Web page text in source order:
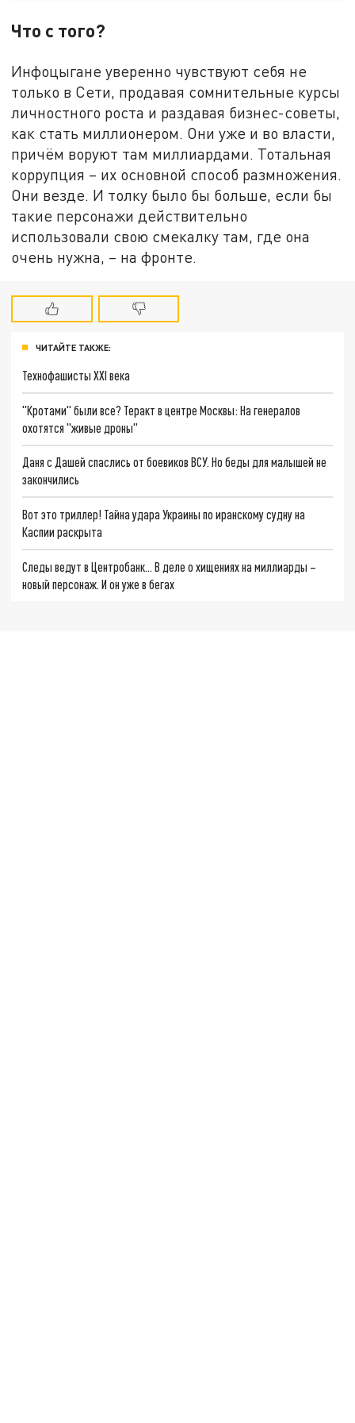
Что с того?
Инфоцыгане уверенно чувствуют себя не
только в Сети, продавая сомнительные курсы
личностного роста и раздавая бизнес-советы,
как стать миллионером. Они уже и во власти,
причём воруют там миллиардами. Тотальная
коррупция – их основной способ размножения.
Они везде. И толку было бы больше, если бы
такие персонажи действительно
использовали свою смекалку там, где она
очень нужна, – на фронте.
ЧИТАЙТЕ ТАКЖЕ:
Технофашисты XXI века
"Кротами" были все? Теракт в центре Москвы: На генералов
охотятся "живые дроны"
Даня с Дашей спаслись от боевиков ВСУ. Но беды для малышей не
закончились
Вот это триллер! Тайна удара Украины по иранскому судну на
Каспии раскрыта
Следы ведут в Центробанк… В деле о хищениях на миллиарды –
новый персонаж. И он уже в бегах